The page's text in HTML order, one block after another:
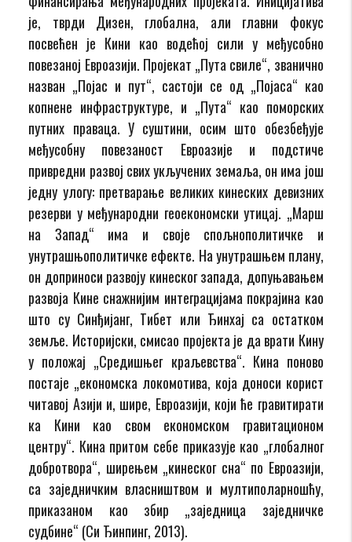
је, тврди Дизен, глобална, али главни фокус
посвећен је Кини као водећој сили у међусобно
повезаној Евроазији. Пројекат „Пута свиле“, званично
назван „Појас и пут“, састоји се од „Појаса“ као
копнене инфраструктуре, и „Пута“ као поморских
путних праваца. У суштини, осим што обезбеђује
међусобну повезаност Евроазије и подстиче
привредни развој свих укључених земаља, он има још
једну улогу: претварање великих кинеских девизних
резерви у међународни геоекономски утицај. „Марш
на Запад“ има и своје спољнополитичке и
унутрашњополитичке ефекте. На унутрашњем плану,
он доприноси развоју кинеског запада, допуњавањем
развоја Кине снажнијим интеграцијама покрајина као
што су Синђијанг, Тибет или Ђинхај са остатком
земље. Историјски, смисао пројекта је да врати Кину
у положај „Средишњег краљевства“. Кина поново
постаје „економска локомотива, која доноси корист
читавој Азији и, шире, Евроазији, који ће гравитирати
ка Кини као свом економском гравитационом
центру“. Кина притом себе приказује као „глобалног
добротвора“, ширењем „кинеског сна“ по Евроазији,
са заједничким власништвом и мултиполарношћу,
приказаном као збир „заједница заједничке
судбине“ (Си Ђинпинг, 2013).